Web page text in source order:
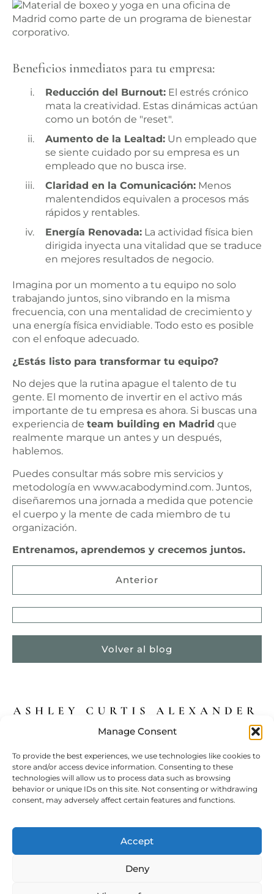
Manage Consent
To provide the best experiences, we use technologies like cookies to
store and/or access device information. Consenting to these
technologies will allow us to process data such as browsing
behavior or unique IDs on this site. Not consenting or withdrawing
consent, may adversely affect certain features and functions.
Accept
Deny
Beneficios inmediatos para tu empresa:
Reducción del Burnout: El estrés crónico
mata la creatividad. Estas dinámicas actúan
como un botón de "reset".
Aumento de la Lealtad: Un empleado que
se siente cuidado por su empresa es un
empleado que no busca irse.
Claridad en la Comunicación: Menos
malentendidos equivalen a procesos más
rápidos y rentables.
Energía Renovada: La actividad física bien
dirigida inyecta una vitalidad que se traduce
en mejores resultados de negocio.
Imagina por un momento a tu equipo no solo
trabajando juntos, sino vibrando en la misma
frecuencia, con una mentalidad de crecimiento y
una energía física envidiable. Todo esto es posible
con el enfoque adecuado.
¿Estás listo para transformar tu equipo?
No dejes que la rutina apague el talento de tu
gente. El momento de invertir en el activo más
importante de tu empresa es ahora. Si buscas una
experiencia de team building en Madrid que
realmente marque un antes y un después,
hablemos.
Puedes consultar más sobre mis servicios y
metodología en www.acabodymind.com. Juntos,
diseñaremos una jornada a medida que potencie
el cuerpo y la mente de cada miembro de tu
organización.
Entrenamos, aprendemos y crecemos juntos.
Anterior
Volver al blog
Profesor nativo de inglés, profesor de boxeo y coach.
+34 652 644 284
ashleycurtisalexander@gmail.com
Política de privacidad
Condiciones generales
Ashley Curtis Alexander © 2024 – Todos los derechos reservados.